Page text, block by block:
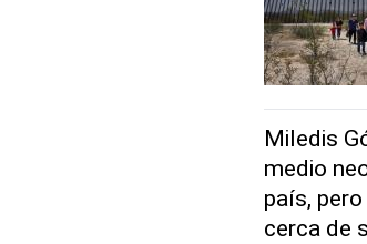
Miledis
medio
país,
cerca de